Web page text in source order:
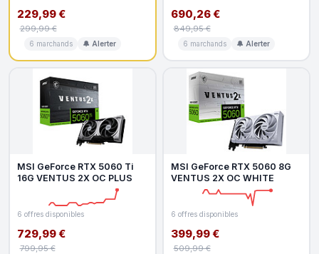
229,99 €
299,99 €
6 marchands 🔔 Alerter
690,26 €
849,95 €
6 marchands 🔔 Alerter
MSI GeForce RTX 5060 Ti
16G VENTUS 2X OC PLUS
6 offres disponibles
729,99 €
799,95 €
MSI GeForce RTX 5060 8G
VENTUS 2X OC WHITE
6 offres disponibles
399,99 €
509,99 €